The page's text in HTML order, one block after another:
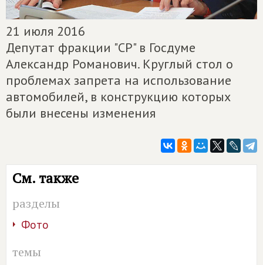
21 июля 2016
Депутат фракции "СР" в Госдуме
Александр Романович. Круглый стол о
проблемах запрета на использование
автомобилей, в конструкцию которых
были внесены изменения
См. также
разделы
Фото
темы